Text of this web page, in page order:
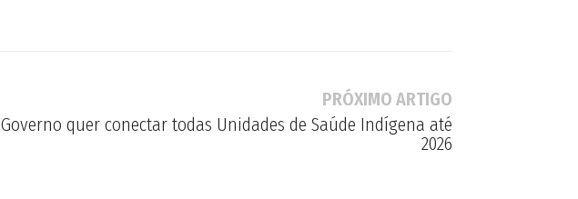
PRÓXIMO ARTIGO
Governo quer conectar todas Unidades de Saúde Indígena até
2026